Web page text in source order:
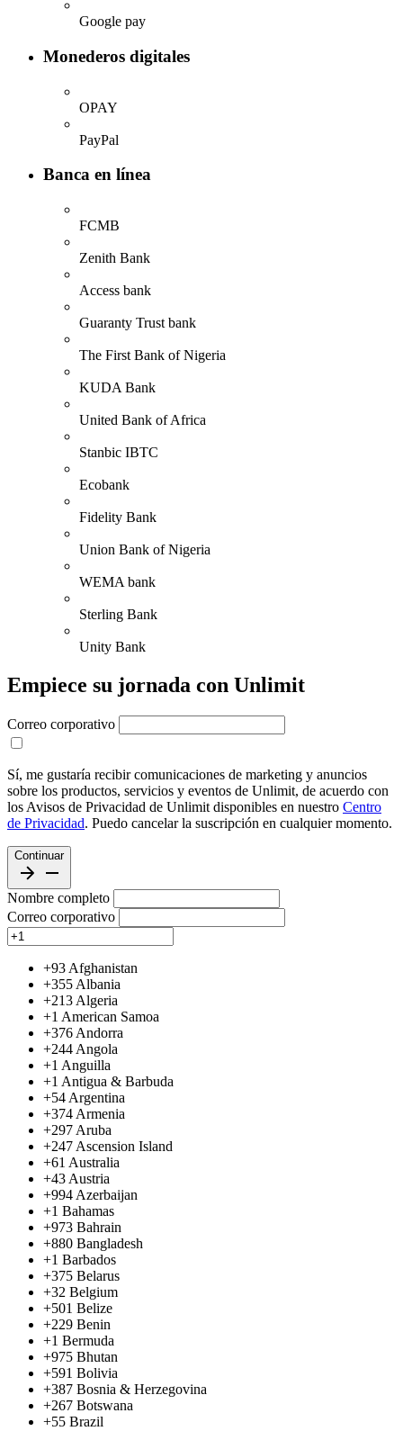
Google pay
Monederos digitales
OPAY
PayPal
Banca en línea
FCMB
Zenith Bank
Access bank
Guaranty Trust bank
The First Bank of Nigeria
KUDA Bank
United Bank of Africa
Stanbic IBTC
Ecobank
Fidelity Bank
Union Bank of Nigeria
WEMA bank
Sterling Bank
Unity Bank
Empiece su jornada con Unlimit
Correo corporativo
Sí, me gustaría recibir comunicaciones de marketing y anuncios
sobre los productos, servicios y eventos de Unlimit, de acuerdo con
los Avisos de Privacidad de Unlimit disponibles en nuestro Centro
de Privacidad. Puedo cancelar la suscripción en cualquier momento.
Continuar
Nombre completo
Correo corporativo
+93 Afghanistan
+355 Albania
+213 Algeria
+1 American Samoa
+376 Andorra
+244 Angola
+1 Anguilla
+1 Antigua & Barbuda
+54 Argentina
+374 Armenia
+297 Aruba
+247 Ascension Island
+61 Australia
+43 Austria
+994 Azerbaijan
+1 Bahamas
+973 Bahrain
+880 Bangladesh
+1 Barbados
+375 Belarus
+32 Belgium
+501 Belize
+229 Benin
+1 Bermuda
+975 Bhutan
+591 Bolivia
+387 Bosnia & Herzegovina
+267 Botswana
+55 Brazil